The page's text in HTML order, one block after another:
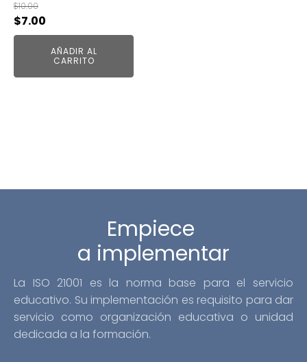
$10.00
El
precio
original
era:
$7.00
precio
actual
AÑADIR AL
CARRITO
Empiece
a implementar
La ISO 21001 es la norma base para el servicio
educativo. Su implementación es requisito para dar
servicio como organización educativa o unidad
dedicada a la formación.